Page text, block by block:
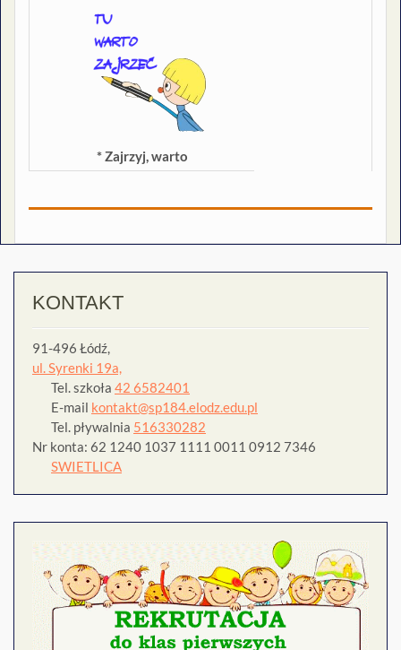
* Zajrzyj, warto
KONTAKT
91-496 Łódź,
ul. Syrenki 19a,
Tel. szkoła 42 6582401
E-mail kontakt@sp184.elodz.edu.pl
Tel. pływalnia 516330282
Nr konta: 62 1240 1037 1111 0011 0912 7346
SWIETLICA